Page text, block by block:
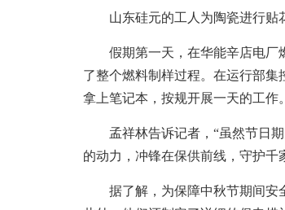
山东硅元的工人为陶瓷进行贴
假期第一天，在华能辛店电厂燃
了整个燃料制样过程。在运行部集
拿上笔记本，按规开展一天的工作
孟祥林告诉记者，“虽然节日期
的动力，冲锋在保供前线，守护千
据了解，为保障中秋节期间安全